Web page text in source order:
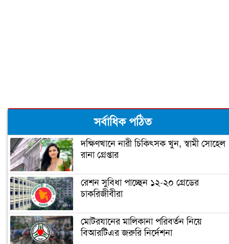
বাঙালির সংস্কৃতি বির্নিমাণে বাংলা একাডেমি
(ভিডিও)
সর্বাধিক পঠিত
দক্ষিণখানে নারী চিকিৎসক খুন, স্বামী সোহেল
রানা গ্রেপ্তার
রেশন সুবিধা পাচ্ছেন ১২-২০ গ্রেডের
চাকরিজীবীরা
মোটরযানের মালিকানা পরিবর্তন নিয়ে
বিআরটিএর জরুরি নির্দেশনা